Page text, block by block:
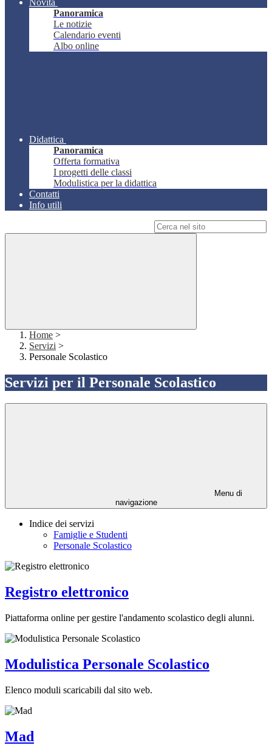
Novità
Panoramica
Le notizie
Calendario eventi
Albo online
Didattica
Panoramica
Offerta formativa
I progetti delle classi
Modulistica per la didattica
Contatti
Info utili
Home >
Servizi >
Personale Scolastico
Servizi per il Personale Scolastico
Menu di
navigazione
Indice dei servizi
Famiglie e Studenti
Personale Scolastico
Registro elettronico
Piattaforma online per gestire l'andamento scolastico degli alunni.
Modulistica Personale Scolastico
Elenco moduli scaricabili dal sito web.
Mad